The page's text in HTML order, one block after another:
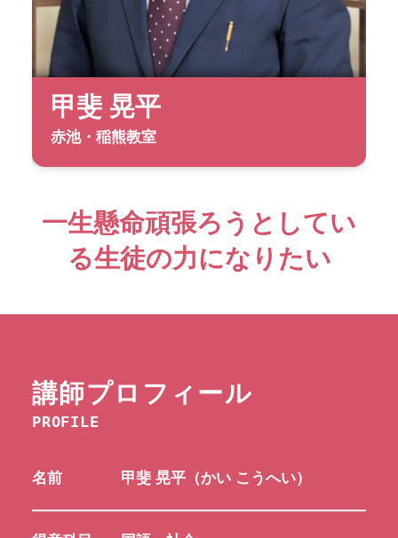
甲斐 晃平
赤池・稲熊教室
一生懸命頑張ろうとしてい
る生徒の力になりたい
講師プロフィール
PROFILE
名前 甲斐 晃平（かい こうへい）